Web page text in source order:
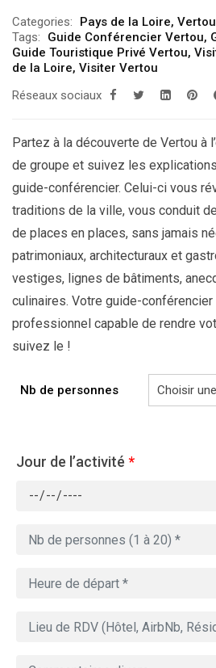
Categories: Pays de la Loire, Vertou
Tags:
Guide Conférencier Vertou,
Guide Touristique Privé Vertou,
de la Loire, Visiter Vertou
Réseaux sociaux
Partez à la découverte de Vertou à
de groupe et suivez les
guide-conférencier. Celui-ci vous
traditions de la ville, vous conduit
de places en places, sans jamais
patrimoniaux, architecturaux et
vestiges, lignes de bâtiments,
culinaires. Votre guide-conférencier
professionnel capable de rendre
suivez le !
Nb de personnes
Jour de l’activité *